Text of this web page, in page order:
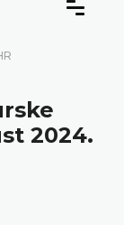
2024.